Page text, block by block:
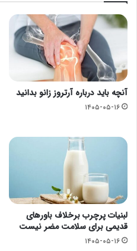
آنچه باید درباره آرتروز زانو بدانید
۱۴۰۵-۰۵-۱۶
لبنیات پرچرب برخلاف باورهای
قدیمی برای سلامت مضر نیست
۱۴۰۵-۰۵-۱۶